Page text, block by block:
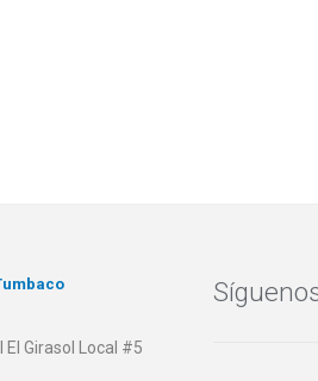
Girasol Local #5